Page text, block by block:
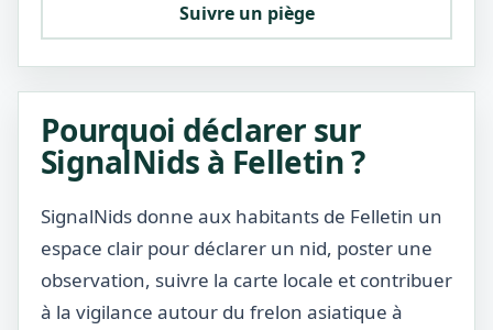
Suivre un piège
Pourquoi déclarer sur
SignalNids à Felletin ?
SignalNids donne aux habitants de Felletin un
espace clair pour déclarer un nid, poster une
observation, suivre la carte locale et contribuer
à la vigilance autour du frelon asiatique à